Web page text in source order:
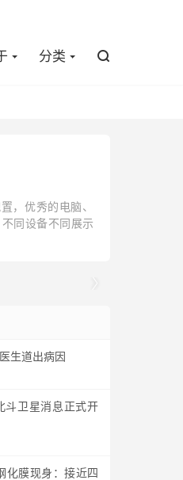
分类 
，优秀的电脑、
同设备不同展示
生道出病因
斗卫星消息正式开
化膜现身：接近四